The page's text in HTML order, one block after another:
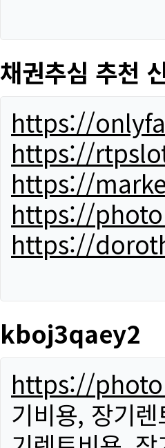
채권추심 추천
https://
https://
https://
https://
https://
kboj3qaey2
https://
기비용, 장기